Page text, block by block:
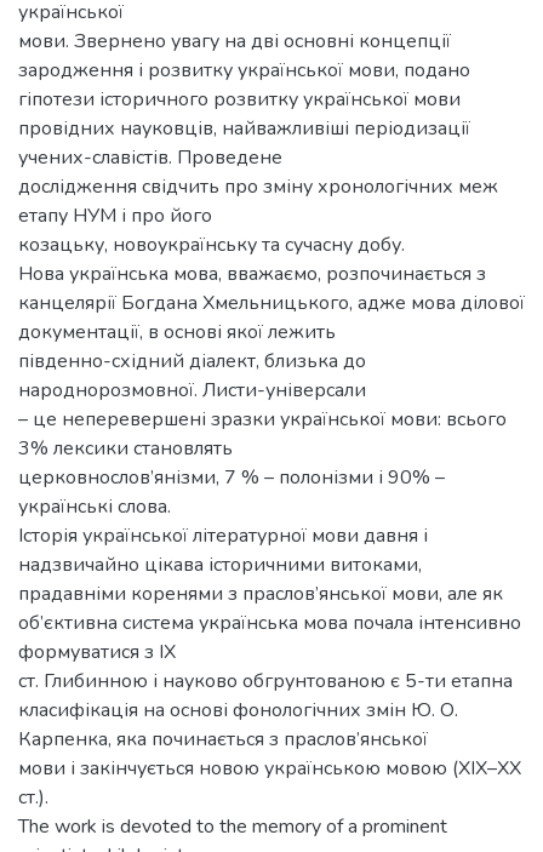
української
мови. Звернено увагу на дві основні концепції
зародження і розвитку української мови, подано
гіпотези історичного розвитку української мови
провідних науковців, найважливіші періодизації
учених-славістів. Проведене
дослідження свідчить про зміну хронологічних меж
етапу НУМ і про його
козацьку, новоукраїнську та сучасну добу.
Нова українська мова, вважаємо, розпочинається з
канцелярії Богдана Хмельницького, адже мова ділової
документації, в основі якої лежить
південно-східний діалект, близька до
народнорозмовної. Листи-універсали
– це неперевершені зразки української мови: всього
3% лексики становлять
церковнослов’янізми, 7 % – полонізми і 90% –
українські слова.
Історія української літературної мови давня і
надзвичайно цікава історичними витоками,
прадавніми коренями з праслов’янської мови, але як
об’єктивна система українська мова почала інтенсивно
формуватися з IX
cт. Глибинною і науково обгрунтованою є 5-ти етапна
класифікація на основі фонологічних змін Ю. О.
Карпенка, яка починається з праслов’янської
мови і закінчується новою українською мовою (ХІХ–ХХ
ст.).
The work is devoted to the memory of a prominent